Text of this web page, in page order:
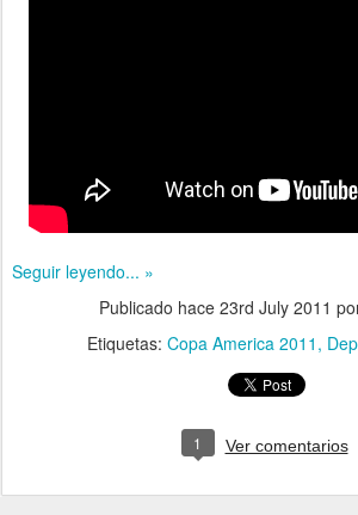
Seguir leyendo... »
Publicado hace 23rd July 2011
Etiquetas: Copa America 2011
1 Ver comentarios